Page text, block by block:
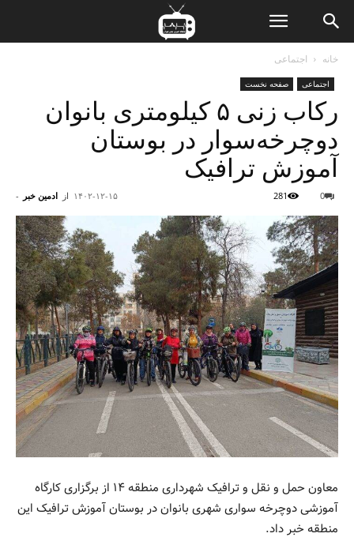
خانه اجتماعی
اجتماعی صفحه نخست
رکاب زنی ۵ کیلومتری بانوان
دوچرخه‌سوار در بوستان
آموزش ترافیک
از ادمین خبر - ۱۴۰۲-۱۲-۱۵ 0
281
معاون حمل و نقل و ترافیک شهرداری منطقه ۱۴ از برگزاری کارگاه
آموزشی دوچرخه سواری شهری بانوان در بوستان آموزش ترافیک این
منطقه خبر داد.